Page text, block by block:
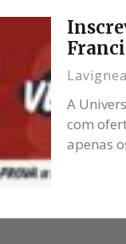
A
com
apenas